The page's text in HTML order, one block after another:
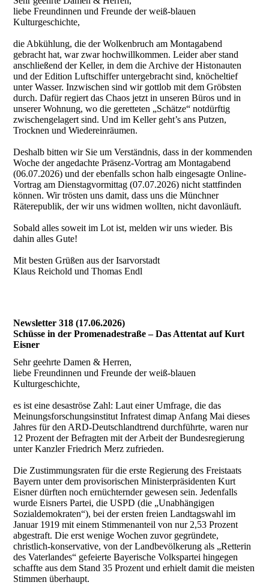
liebe Freundinnen und Freunde der weiß-blauen
Kulturgeschichte,
die Abkühlung, die der Wolkenbruch am Montagabend
gebracht hat, war zwar hochwillkommen. Leider aber stand
anschließend der Keller, in dem die Archive der Histonauten
und der Edition Luftschiffer untergebracht sind, knöcheltief
unter Wasser. Inzwischen sind wir gottlob mit dem Gröbsten
durch. Dafür regiert das Chaos jetzt in unseren Büros und in
unserer Wohnung, wo die geretteten „Schätze“ notdürftig
zwischengelagert sind. Und im Keller geht’s ans Putzen,
Trocknen und Wiedereinräumen.
Deshalb bitten wir Sie um Verständnis, dass in der kommenden
Woche der angedachte Präsenz-Vortrag am Montagabend
(06.07.2026) und der ebenfalls schon halb eingesagte Online-
Vortrag am Dienstagvormittag (07.07.2026) nicht stattfinden
können. Wir trösten uns damit, dass uns die Münchner
Räterepublik, der wir uns widmen wollten, nicht davonläuft.
Sobald alles soweit im Lot ist, melden wir uns wieder. Bis
dahin alles Gute!
Mit besten Grüßen aus der Isarvorstadt
Klaus Reichold und Thomas Endl
Newsletter 318 (17.06.2026)
Schüsse in der Promenadestraße – Das Attentat auf Kurt
Eisner
Sehr geehrte Damen & Herren,
liebe Freundinnen und Freunde der weiß-blauen
Kulturgeschichte,
es ist eine desaströse Zahl: Laut einer Umfrage, die das
Meinungsforschungsinstitut Infratest dimap Anfang Mai dieses
Jahres für den ARD-Deutschlandtrend durchführte, waren nur
12 Prozent der Befragten mit der Arbeit der Bundesregierung
unter Kanzler Friedrich Merz zufrieden.
Die Zustimmungsraten für die erste Regierung des Freistaats
Bayern unter dem provisorischen Ministerpräsidenten Kurt
Eisner dürften noch ernüchternder gewesen sein. Jedenfalls
wurde Eisners Partei, die USPD (die „Unabhängigen
Sozialdemokraten“), bei der ersten freien Landtagswahl im
Januar 1919 mit einem Stimmenanteil von nur 2,53 Prozent
abgestraft. Die erst wenige Wochen zuvor gegründete,
christlich-konservative, von der Landbevölkerung als „Retterin
des Vaterlandes“ gefeierte Bayerische Volkspartei hingegen
schaffte aus dem Stand 35 Prozent und erhielt damit die meisten
Stimmen überhaupt.